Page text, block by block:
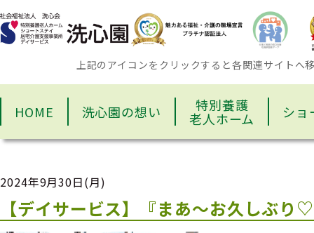
上記のアイコンをクリックすると各関連サイトへ
HOME 洗心園の想い 特別養護
老人ホーム ショ
2024年9月30日(月)
【デイサービス】『まあ～お久しぶり